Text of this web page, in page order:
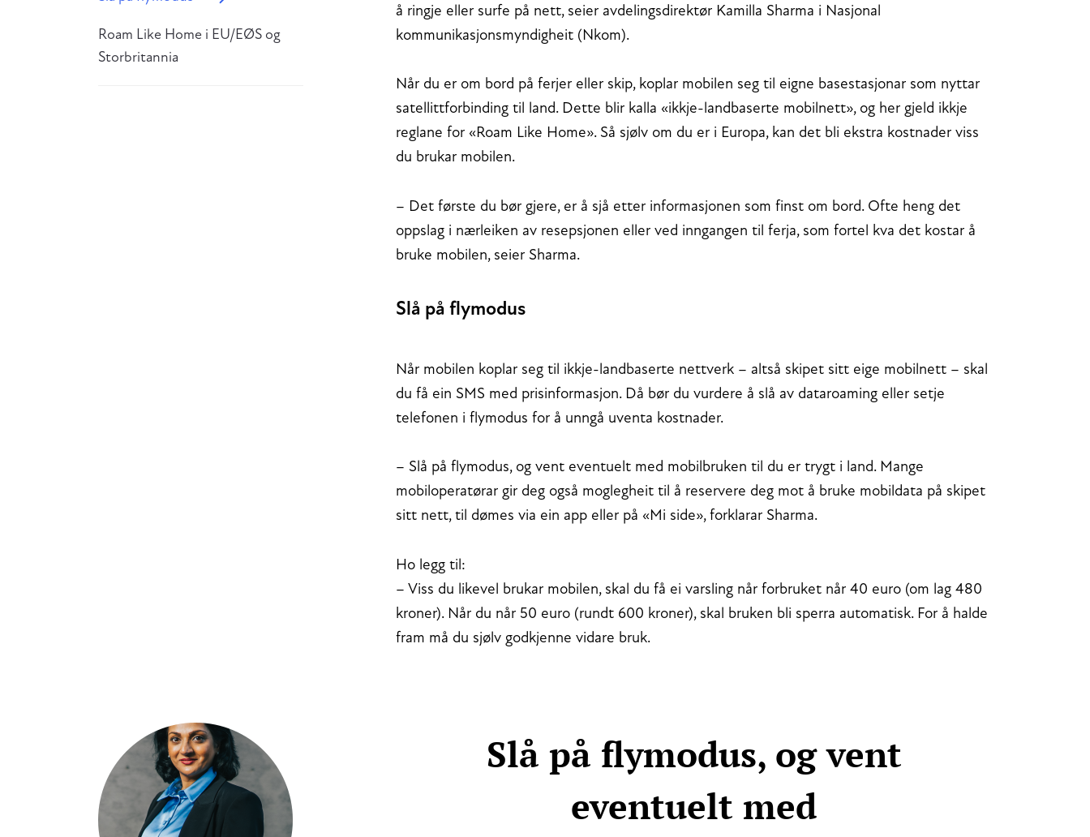
Roam Like Home i EU/EØS og
Storbritannia
å ringje eller surfe på nett, seier avdelingsdirektør Kamilla Sharma i Nasjonal
kommunikasjonsmyndigheit (Nkom).
Når du er om bord på ferjer eller skip, koplar mobilen seg til eigne basestasjonar som nyttar
satellittforbinding til land. Dette blir kalla «ikkje-landbaserte mobilnett», og her gjeld ikkje
reglane for «Roam Like Home». Så sjølv om du er i Europa, kan det bli ekstra kostnader viss
du brukar mobilen.
– Det første du bør gjere, er å sjå etter informasjonen som finst om bord. Ofte heng det
oppslag i nærleiken av resepsjonen eller ved inngangen til ferja, som fortel kva det kostar å
bruke mobilen, seier Sharma.
Slå på flymodus
Når mobilen koplar seg til ikkje-landbaserte nettverk – altså skipet sitt eige mobilnett – skal
du få ein SMS med prisinformasjon. Då bør du vurdere å slå av dataroaming eller setje
telefonen i flymodus for å unngå uventa kostnader.
– Slå på flymodus, og vent eventuelt med mobilbruken til du er trygt i land. Mange
mobiloperatørar gir deg også moglegheit til å reservere deg mot å bruke mobildata på skipet
sitt nett, til dømes via ein app eller på «Mi side», forklarar Sharma.
Ho legg til:
– Viss du likevel brukar mobilen, skal du få ei varsling når forbruket når 40 euro (om lag 480
kroner). Når du når 50 euro (rundt 600 kroner), skal bruken bli sperra automatisk. For å halde
fram må du sjølv godkjenne vidare bruk.
Slå på flymodus, og vent
eventuelt med